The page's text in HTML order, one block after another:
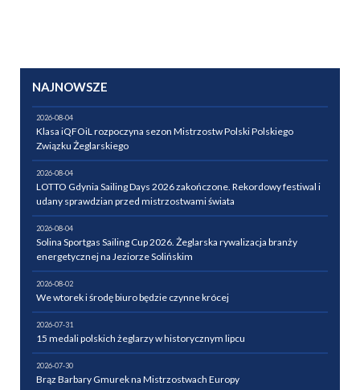
NAJNOWSZE
2026-08-04
Klasa iQFOiL rozpoczyna sezon Mistrzostw Polski Polskiego
Związku Żeglarskiego
2026-08-04
LOTTO Gdynia Sailing Days 2026 zakończone. Rekordowy festiwal i
udany sprawdzian przed mistrzostwami świata
2026-08-04
Solina Sportgas Sailing Cup 2026. Żeglarska rywalizacja branży
energetycznej na Jeziorze Solińskim
2026-08-02
We wtorek i środę biuro będzie czynne krócej
2026-07-31
15 medali polskich żeglarzy w historycznym lipcu
2026-07-30
Brąz Barbary Gmurek na Mistrzostwach Europy